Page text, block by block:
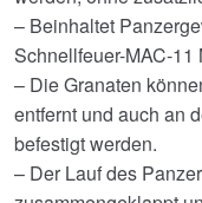
– Beinhaltet
Schnellfeuer-MAC-11
– Die Granaten
entfernt und auch an
befestigt werden.
– Der Lauf des